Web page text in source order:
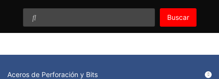
Buscar
Aceros de Perforación y Bits